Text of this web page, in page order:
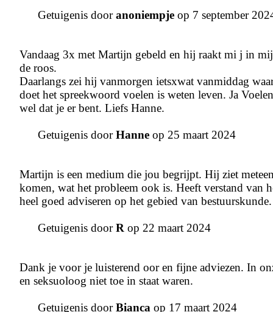
Getuigenis dooranoniempje op 7 september
Vandaag 3x met Martijn gebeld en hij raakt mi j in
de roos.
Daarlangs zei hij vanmorgen ietsxwat vanmiddag
doet het spreekwoord voelen is weten leven. Ja
wel dat je er bent. Liefs Hanne.
Getuigenis doorHanne op 25 maart 2024
Martijn is een medium die jou begrijpt. Hij ziet
komen, wat het probleem ook is. Heeft verstand
heel goed adviseren op het gebied van bestuurskunde.
Getuigenis doorR op 22 maart 2024
Dank je voor je luisterend oor en fijne adviezen. In
en seksuoloog niet toe in staat waren.
Getuigenis doorBianca op 17 maart 2024